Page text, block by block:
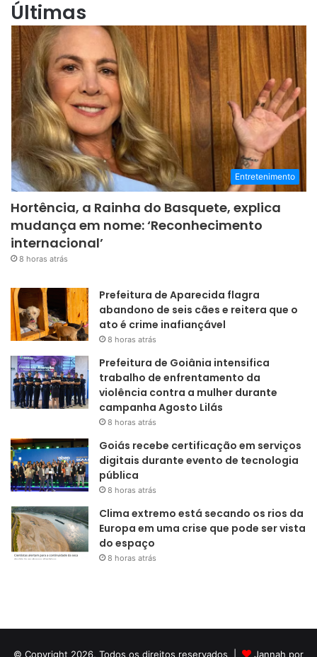
Últimas
Entretenimento
Hortência, a Rainha do Basquete, explica
mudança em nome: ‘Reconhecimento
internacional’
8 horas atrás
Prefeitura de Aparecida flagra
abandono de seis cães e reitera que o
ato é crime inafiançável
8 horas atrás
Prefeitura de Goiânia intensifica
trabalho de enfrentamento da
violência contra a mulher durante
campanha Agosto Lilás
8 horas atrás
Goiás recebe certificação em serviços
digitais durante evento de tecnologia
pública
8 horas atrás
Clima extremo está secando os rios da
Europa em uma crise que pode ser vista
do espaço
8 horas atrás
© Copyright 2026, Todos os direitos reservados | Jannah por